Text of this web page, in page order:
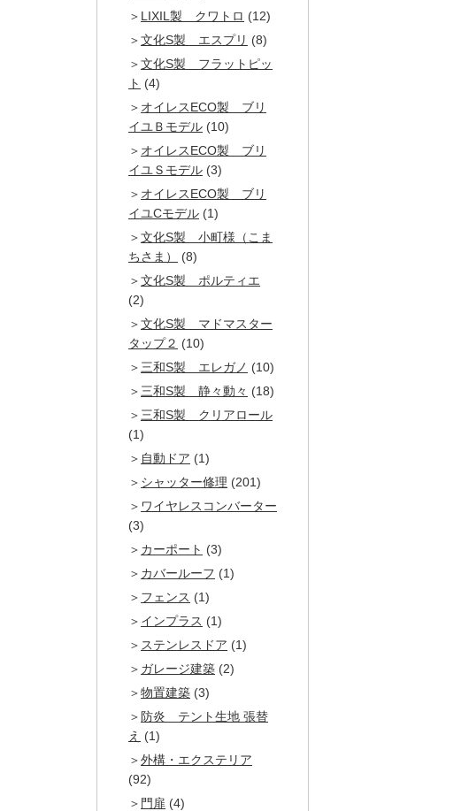
LIXIL製 クワトロ (12)
文化S製 エスプリ (8)
文化S製 フラットピッ
ト (4)
オイレスECO製 ブリ
イユＢモデル (10)
オイレスECO製 ブリ
イユＳモデル (3)
オイレスECO製 ブリ
イユCモデル (1)
文化S製 小町様（こま
ちさま）
(8)
文化S製 ポルティエ
(2)
文化S製 マドマスター
タップ２ (10)
三和S製 エレガノ (10)
三和S製 静々動々 (18)
三和S製 クリアロール
(1)
自動ドア (1)
シャッター修理 (201)
ワイヤレスコンバーター
(3)
カーポート (3)
カバールーフ (1)
フェンス (1)
インプラス (1)
ステンレスドア (1)
ガレージ建築 (2)
物置建築 (3)
防炎 テント生地 張替
え (1)
外構・エクステリア
(92)
門扉 (4)